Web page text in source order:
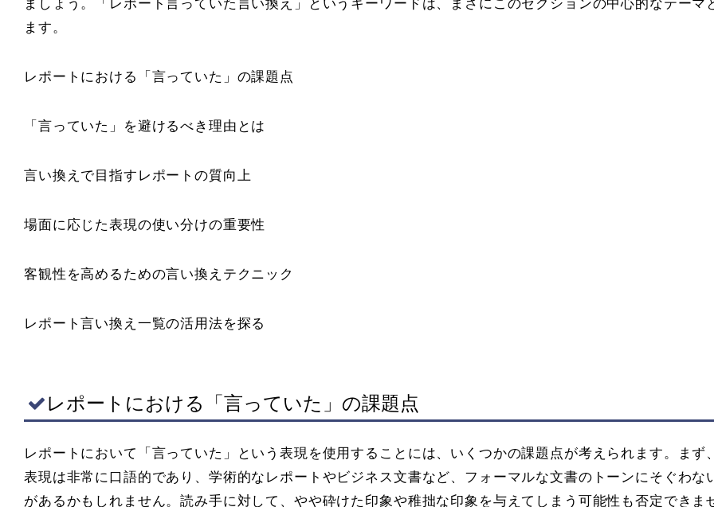
ましょう。「レポート言っていた言い換え」というキーワードは、まさにこのセクションの中心的なテーマ
ます。
レポートにおける「言っていた」の課題点
「言っていた」を避けるべき理由とは
言い換えで目指すレポートの質向上
場面に応じた表現の使い分けの重要性
客観性を高めるための言い換えテクニック
レポート言い換え一覧の活用法を探る
レポートにおける「言っていた」の課題点
レポートにおいて「言っていた」という表現を使用することには、いくつかの課題点が考えられます。まず
表現は非常に口語的であり、学術的なレポートやビジネス文書など、フォーマルな文書のトーンにそぐわな
があるかもしれません。読み手に対して、やや砕けた印象や稚拙な印象を与えてしまう可能性も否定できま